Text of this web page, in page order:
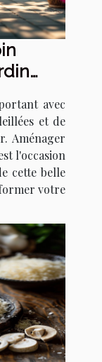
avec
et de
Aménager
l'occasion
cette belle
votre